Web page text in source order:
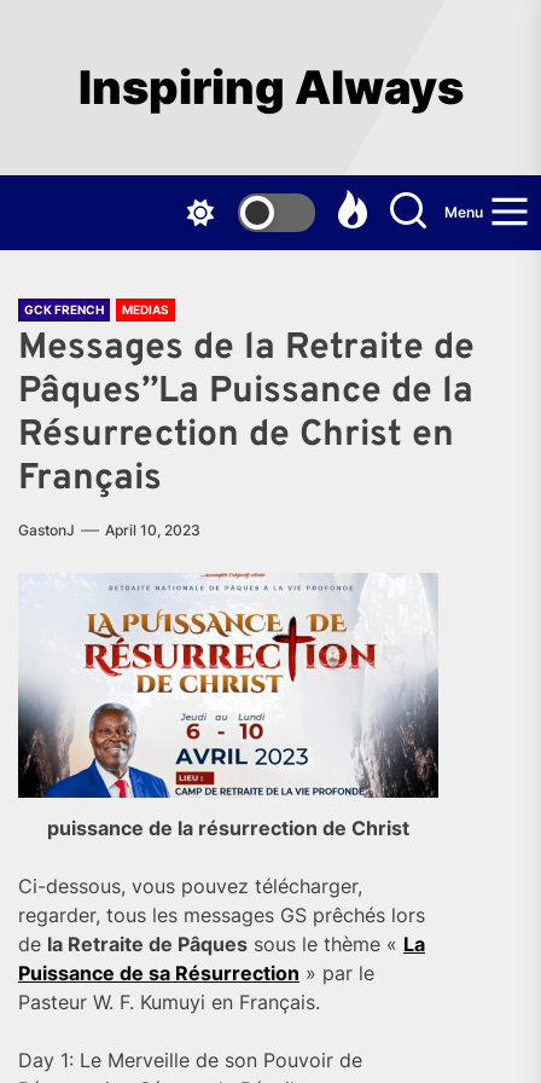
Inspiring Always
Menu
GCK FRENCH MEDIAS
Messages de la Retraite de
Pâques”La Puissance de la
Résurrection de Christ en
Français
GastonJ April 10, 2023
puissance de la résurrection de Christ
Ci-dessous, vous pouvez télécharger,
regarder, tous les messages GS prêchés lors
de la Retraite de Pâques sous le thème « La
Puissance de sa Résurrection » par le
Pasteur W. F. Kumuyi en Français.
Day 1: Le Merveille de son Pouvoir de